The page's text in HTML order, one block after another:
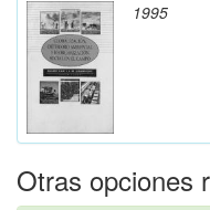
1995
Otras opciones